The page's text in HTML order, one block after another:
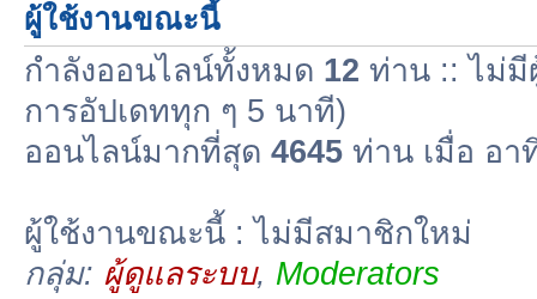
ผู้ใช้งานขณะนี้
กำลังออนไลน์ทั้งหมด 12 ท่าน :: ไม่มี
การอัปเดททุก ๆ 5 นาที)
ออนไลน์มากที่สุด 4645 ท่าน เมื่อ อา
ผู้ใช้งานขณะนี้ : ไม่มีสมาชิกใหม่
กลุ่ม: ผู้ดูแลระบบ, Moderators